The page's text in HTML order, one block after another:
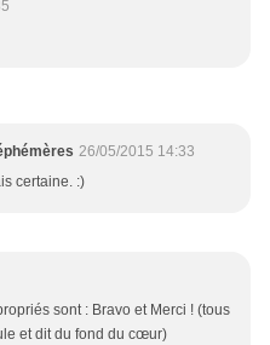
26/05/2015 14:33
certaine. :)
sont : Bravo et Merci ! (tous
et dit du fond du cœur)